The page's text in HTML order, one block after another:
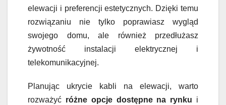
elewacji i preferencji estetycznych. Dzięki temu
rozwiązaniu nie tylko poprawiasz wygląd
swojego domu, ale również przedłużasz
żywotność instalacji elektrycznej i
telekomunikacyjnej.
Planując ukrycie kabli na elewacji, warto
rozważyć różne opcje dostępne na rynku i